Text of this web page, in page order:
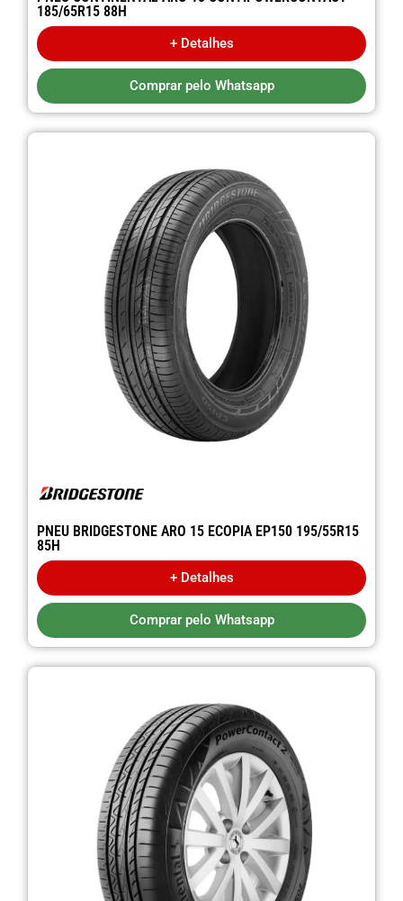
185/65R15 88H
+ Detalhes
Comprar pelo Whatsapp
PNEU BRIDGESTONE ARO 15 ECOPIA EP150 195/55R15
85H
+ Detalhes
Comprar pelo Whatsapp